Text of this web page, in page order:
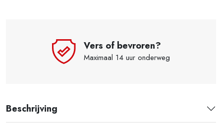
Vers of bevroren?
Maximaal 14 uur onderweg
Beschrijving